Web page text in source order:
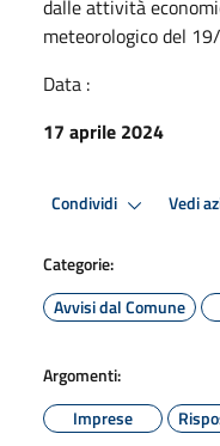
dalle attività
meteorologico del
Data :
17 aprile 2024
Condividi Vedi
Categorie:
Avvisi dal Comune
Argomenti:
Imprese